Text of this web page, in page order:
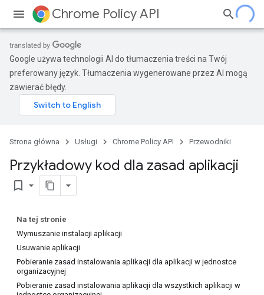
Chrome Policy API
Google używa technologii AI do tłumaczenia treści na Twój
preferowany język. Tłumaczenia wygenerowane przez AI mogą
zawierać błędy.
Strona główna Usługi Chrome Policy API Przewodniki
Przykładowy kod dla zasad aplikacji
bookmark_border
Na tej stronie
Wymuszanie instalacji aplikacji
Usuwanie aplikacji
Pobieranie zasad instalowania aplikacji dla aplikacji w jednostce
organizacyjnej
Pobieranie zasad instalowania aplikacji dla wszystkich aplikacji w